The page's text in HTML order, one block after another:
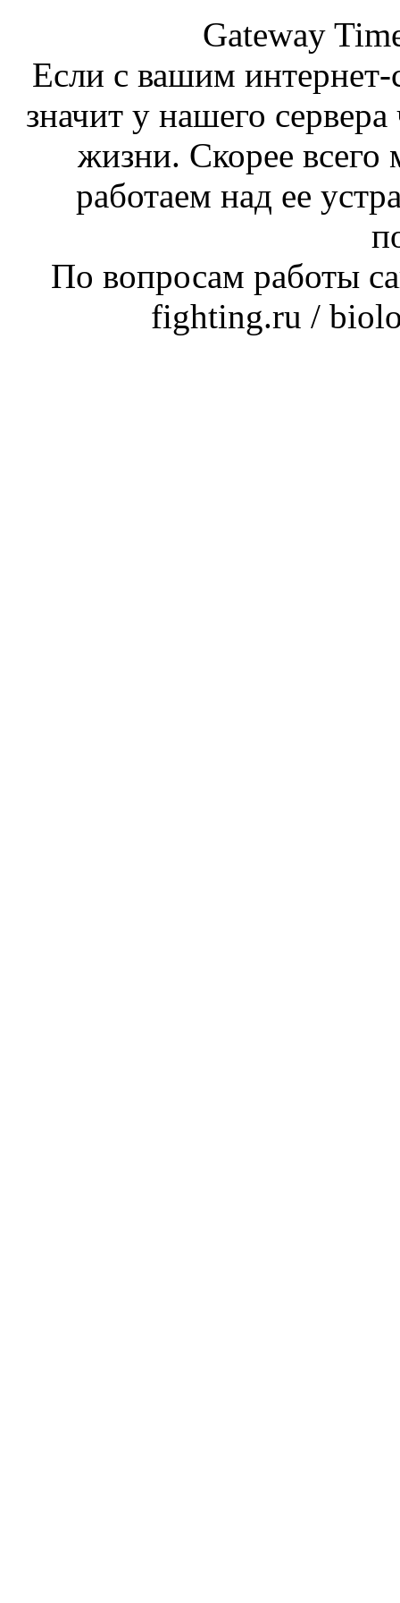
Gateway
Если с вашим интернет-
значит у нашего
жизни. Скорее
работаем над ее
По вопросам работы
fighting.ru /